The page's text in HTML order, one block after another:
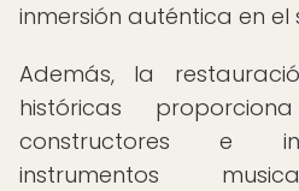
inmersión auténtica en
Además, la
históricas
constructores e
instrumentos